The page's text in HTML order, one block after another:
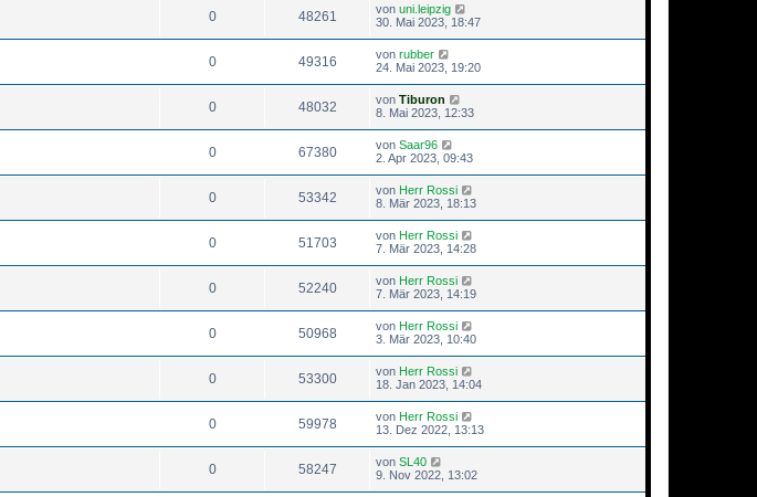
0 48261 von uni.leipzig
30. Mai 2023, 18:47
0 49316 von rubber
24. Mai 2023, 19:20
0 48032 von Tiburon
8. Mai 2023, 12:33
0 67380 von Saar96
2. Apr 2023, 09:43
0 53342 von Herr Rossi
8. Mär 2023, 18:13
0 51703 von Herr Rossi
7. Mär 2023, 14:28
0 52240 von Herr Rossi
7. Mär 2023, 14:19
0 50968 von Herr Rossi
3. Mär 2023, 10:40
0 53300 von Herr Rossi
18. Jan 2023, 14:04
0 59978 von Herr Rossi
13. Dez 2022, 13:13
0 58247 von SL40
9. Nov 2022, 13:02